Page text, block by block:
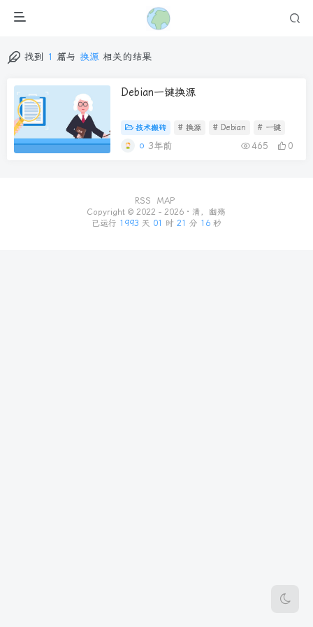
找到 1 篇与 换源 相关的结果
Debian一键换源
技术搬砖 # 换源 # Debian # 一键
3年前 465 0
RSS
MAP
Copyright © 2022 - 2026 · 清，幽殇
已运行 1993 天 01 时 21 分 16 秒